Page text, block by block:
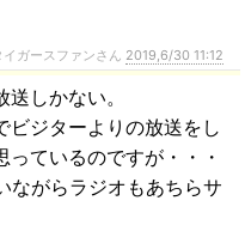
ガースファンさん 2019,6/30 11:12
しかない。
ビジターよりの放送をし
ているのですが・・・
ながらラジオもあちらサ